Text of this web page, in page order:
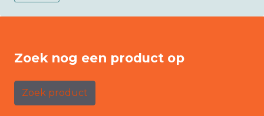
Zoek nog een product op
Zoek product